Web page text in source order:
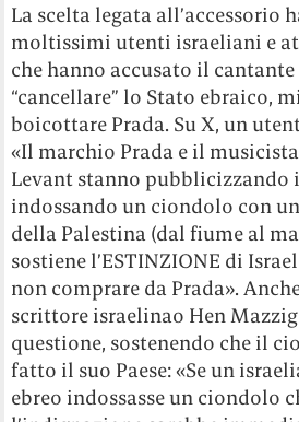
La scelta legata all’accessorio
moltissimi utenti israeliani e
che hanno accusato il
“cancellare” lo Stato ebraico,
boicottare Prada. Su X, un
«Il marchio Prada e il
Levant stanno
indossando un ciondolo con
della Palestina (dal fiume al
sostiene l’ESTINZIONE di
non comprare da Prada».
scrittore israelinao Hen
questione, sostenendo che il
fatto il suo Paese: «Se un
ebreo indossasse un ciondolo